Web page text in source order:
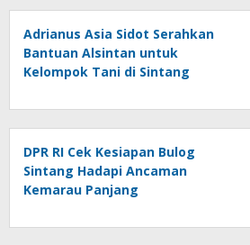
Adrianus Asia Sidot Serahkan
Bantuan Alsintan untuk
Kelompok Tani di Sintang
DPR RI Cek Kesiapan Bulog
Sintang Hadapi Ancaman
Kemarau Panjang